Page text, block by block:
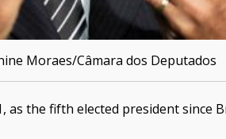
Moraes/Câmara dos Deputados
as the fifth elected president since